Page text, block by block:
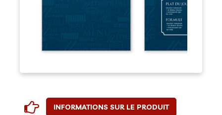
INFORMATIONS SUR LE PRODUIT